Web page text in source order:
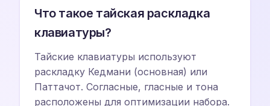
Что такое тайская раскладка
клавиатуры?
Тайские клавиатуры используют
раскладку Кедмани (основная) или
Паттачот. Согласные, гласные и тона
расположены для оптимизации набора.